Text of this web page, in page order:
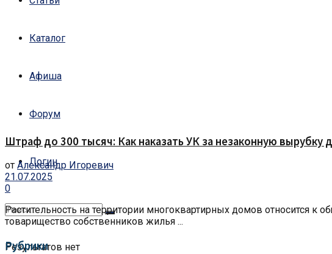
Каталог
Афиша
Форум
Логин
Результатов нет
Штраф до 300 тысяч: Как наказать УК за незаконную вырубку
от Александр Игоревич
21.07.2025
0
Растительность на территории многоквартирных домов относится
товарищество собственников жилья ...
Рубрики